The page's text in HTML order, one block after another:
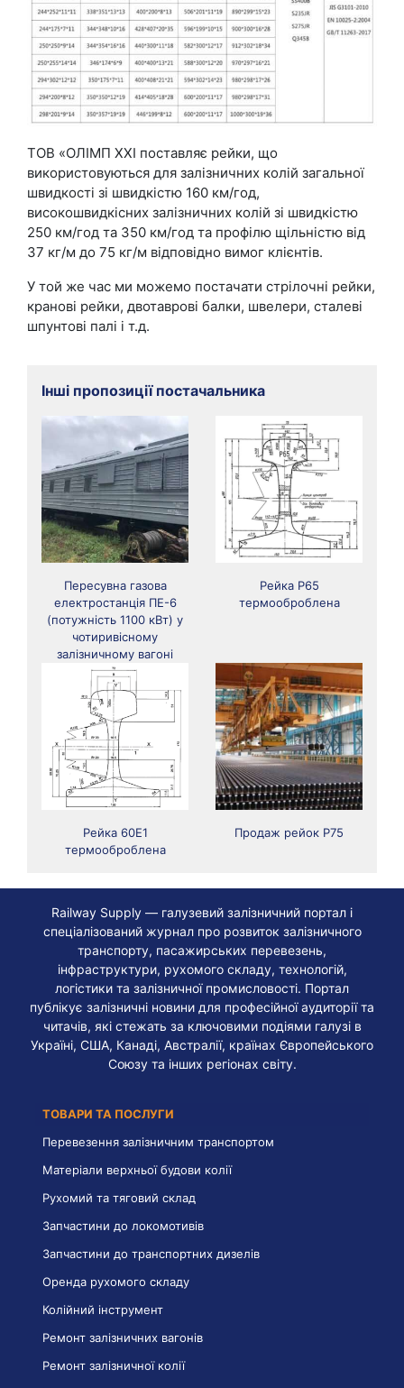
ТОВ «ОЛІМП ХХІ поставляє рейки, що
використовуються для залізничних колій загальної
швидкості зі швидкістю 160 км/год,
високошвидкісних залізничних колій зі швидкістю
250 км/год та 350 км/год та профілю щільністю від
37 кг/м до 75 кг/м відповідно вимог клієнтів.
У той же час ми можемо постачати стрілочні рейки,
кранові рейки, двотаврові балки, швелери, сталеві
шпунтові палі і т.д.
Інші пропозиції постачальника
Пересувна газова
електростанція ПЕ-6
(потужність 1100 кВт) у
чотиривісному
залізничному вагоні
Рейка Р65
термооброблена
Рейка 60Е1
термооброблена
Продаж рейок Р75
Railway Supply — галузевий залізничний портал і
спеціалізований журнал про розвиток залізничного
транспорту, пасажирських перевезень,
інфраструктури, рухомого складу, технологій,
логістики та залізничної промисловості. Портал
публікує залізничні новини для професійної аудиторії та
читачів, які стежать за ключовими подіями галузі в
Україні, США, Канаді, Австралії, країнах Європейського
Союзу та інших регіонах світу.
ТОВАРИ ТА ПОСЛУГИ
Перевезення залізничним транспортом
Матеріали верхньої будови колії
Рухомий та тяговий склад
Запчастини до локомотивів
Запчастини до транспортних дизелів
Оренда рухомого складу
Колійний інструмент
Ремонт залізничних вагонів
Ремонт залізничної колії